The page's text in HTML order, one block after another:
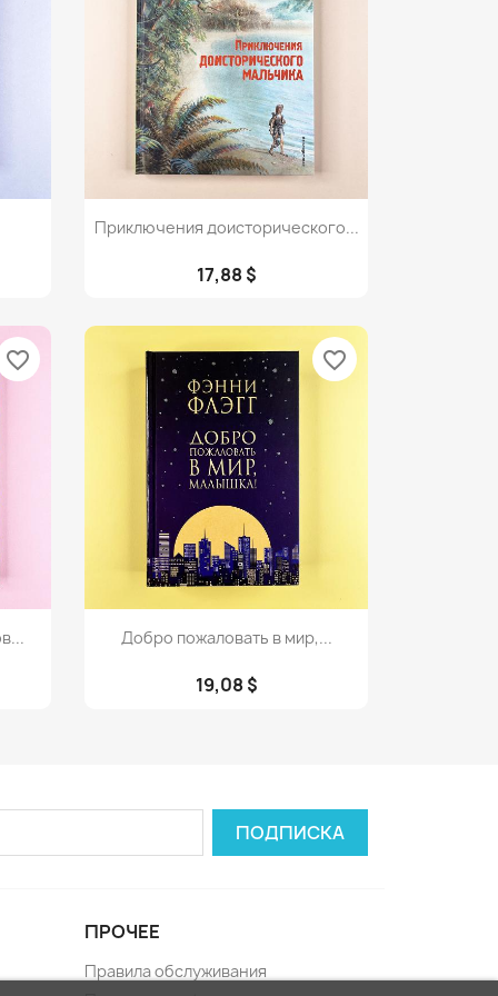
Просмотр
Приключения доисторического...
17,88 $
favorite_border
Просмотр
Добро пожаловать в мир,...
19,08 $
favorite_border
ПРОЧЕЕ
Правила обслуживания